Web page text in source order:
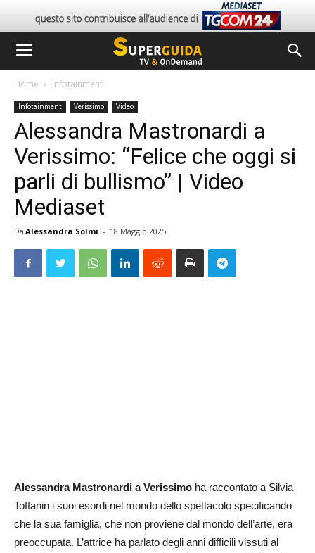
Home Infotainment
Infotainment Verissimo Video
Alessandra Mastronardi a
Verissimo: “Felice che oggi si
parli di bullismo” | Video
Mediaset
Da Alessandra Solmi - 18 Maggio 2025
Alessandra Mastronardi a Verissimo ha raccontato a Silvia
Toffanin i suoi esordi nel mondo dello spettacolo specificando
che la sua famiglia, che non proviene dal mondo dell’arte, era
preoccupata. L’attrice ha parlato degli anni difficili vissuti al